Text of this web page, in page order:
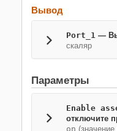
Вывод
Port_1 —
скаляр
Параметры
Enable
отключите
on